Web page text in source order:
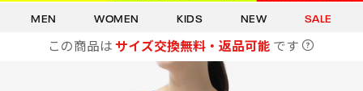
MEN WOMEN KIDS NEW SALE
この商品は サイズ交換無料・返品可能 です